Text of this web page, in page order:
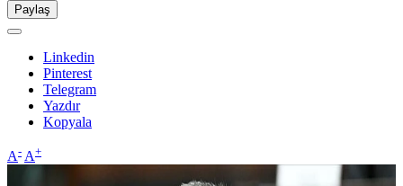
Paylaş
Linkedin
Pinterest
Telegram
Yazdır
Kopyala
A- A+